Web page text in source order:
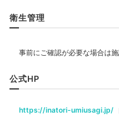
貸切露天風呂春うさぎ
いればどのお風呂も利
かが。
リラクゼーション
衛生管理
公式HP
https://inatori-umiusagi.jp/